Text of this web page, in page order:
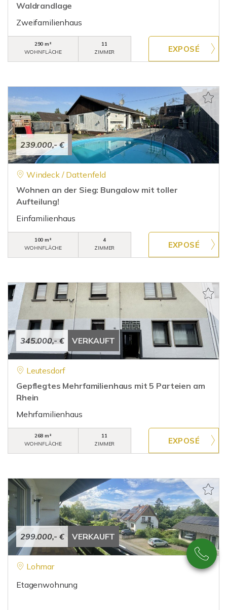
Waldrandlage
Zweifamilienhaus
290 m²
WOHNFLÄCHE
11
ZIMMER
239.000,- €
Windeck / Dattenfeld
Wohnen an der Sieg: Bungalow mit toller
Aufteilung!
Einfamilienhaus
100 m²
WOHNFLÄCHE
4
ZIMMER
345.000,- € VERKAUFT
Leutesdorf
Gepflegtes Mehrfamilienhaus mit 5 Parteien am
Rhein
Mehrfamilienhaus
268 m²
WOHNFLÄCHE
11
ZIMMER
299.000,- € VERKAUFT
Lohmar
Etagenwohnung